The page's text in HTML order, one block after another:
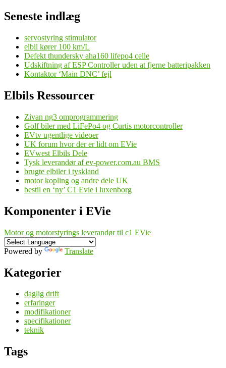
Seneste indlæg
servostyring stimulator
elbil kører 100 km/L
Defekt thundersky aha160 lifepo4 celle
Udskiftning af ESP Controller uden at fjerne batteripakken
Kontaktor ‘Main DNC’ fejl
Elbils Ressourcer
Zivan ng3 omprogrammering
Golf biler med LiFePo4 og Curtis motorcontroller
EVtv ugentlige videoer
UK forum hvor der er lidt om EVie
EVwest Elbils Dele
Tysk leverandør af ev-power.com.au BMS
brugte elbiler i tyskland
motor kopling og andre dele UK
bestil en ‘ny’ C1 Evie i luxenborg
Komponenter i EVie
Motor og motorstyrings leverandør til c1 EVie
Powered by Translate
Kategorier
daglig drift
erfaringer
modifikationer
specifikationer
teknik
Tags